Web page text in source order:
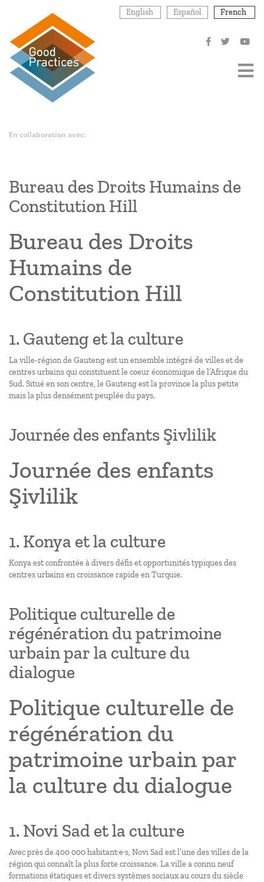
contenu
principal
English Español French
En collaboration avec:
Bureau des Droits Humains de
Constitution Hill
Bureau des Droits
Humains de
Constitution Hill
1. Gauteng et la culture
La ville-région de Gauteng est un ensemble intégré de villes et de
centres urbains qui constituent le coeur économique de l’Afrique du
Sud. Situé en son centre, le Gauteng est la province la plus petite
mais la plus densément peuplée du pays.
Journée des enfants Şivlilik
Journée des enfants
Şivlilik
1. Konya et la culture
Konya est confrontée à divers défis et opportunités typiques des
centres urbains en croissance rapide en Turquie.
Politique culturelle de
régénération du patrimoine
urbain par la culture du
dialogue
Politique culturelle de
régénération du
patrimoine urbain par
la culture du dialogue
1. Novi Sad et la culture
Avec près de 400 000 habitant·e·s, Novi Sad est l’une des villes de la
région qui connaît la plus forte croissance. La ville a connu neuf
formations étatiques et divers systèmes sociaux au cours du siècle